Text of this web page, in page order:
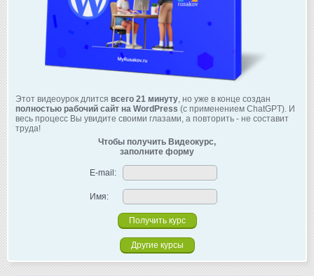
Этот видеоурок длится всего 21 минуту , но уже в конце создан
полностью рабочий сайт на WordPress (с применением ChatGPT). И
весь процесс Вы увидите своими глазами, а повторить - не составит
труда!
Чтобы получить Видеокурс,
заполните форму
E-mail:
Имя:
Другие курсы